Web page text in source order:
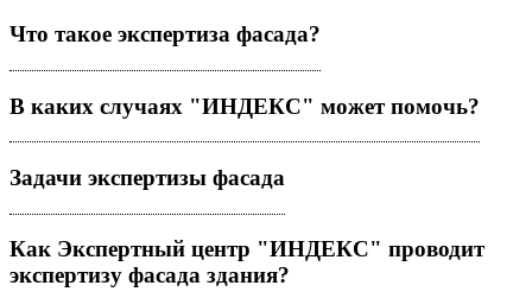
Что такое экспертиза фасада?
В каких случаях "ИНДЕКС" может помочь?
Задачи экспертизы фасада
Как Экспертный центр "ИНДЕКС" проводит
экспертизу фасада здания?